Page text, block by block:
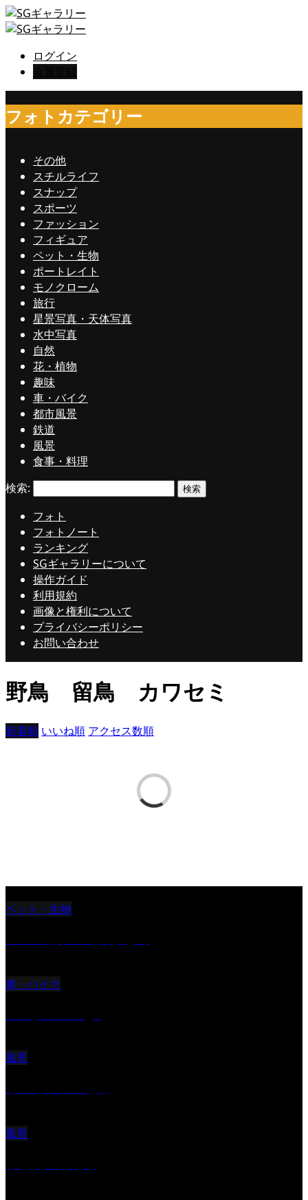
ログイン
フォトカテゴリー
その他
スチルライフ
スナップ
スポーツ
ファッション
フィギュア
ペット・生物
ポートレイト
モノクローム
旅行
星景写真・天体写真
水中写真
自然
花・植物
趣味
車・バイク
都市風景
鉄道
風景
食事・料理
フォト
フォトノート
ランキング
SGギャラリーについて
操作ガイド
利用規約
画像と権利について
プライバシーポリシー
お問い合わせ
検索:
野鳥 留鳥 カワセミ
新着順 いいね順 アクセス数順
ペット・生物
車・バイク
風景
風景